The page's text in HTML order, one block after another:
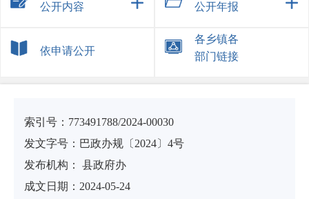
公开内容
公开年报
依申请公开
各乡镇各
部门链接
索引号： 773491788/2024-00030
发文字号：巴政办规〔2024〕4号
发布机构：
县政府办
成文日期： 2024-05-24